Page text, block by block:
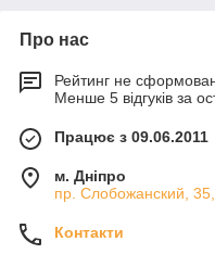
Про нас
Рейтинг не
Менше 5 відгуків за
Працює з 09.06.2011
м. Дніпро
пр. Слобожанский, 35,
Контакти